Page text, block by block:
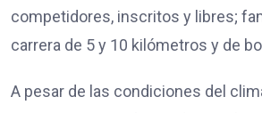
competidores, inscritos y libres;
carrera de 5 y 10 kilómetros y de
A pesar de las condiciones del